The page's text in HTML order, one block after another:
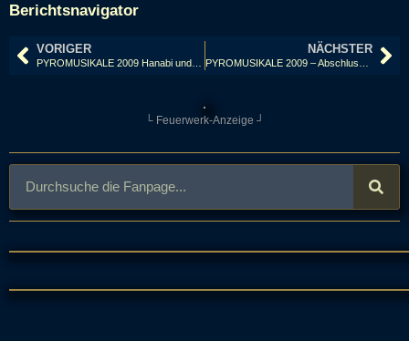
Berichtsnavigator
VORIGER NÄCHSTER
└ Feuerwerk-Anzeige ┘